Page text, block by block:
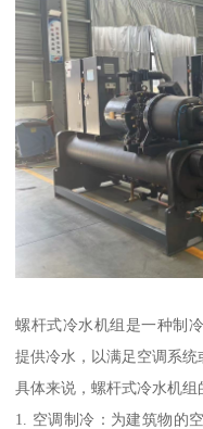
螺杆式冷水机组是一种制
提供冷水，以满足空调系统
具体来说，螺杆式冷水机组
1. 空调制冷：为建筑物的